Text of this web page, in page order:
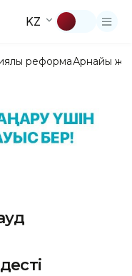
KZ
реформаАрнайы